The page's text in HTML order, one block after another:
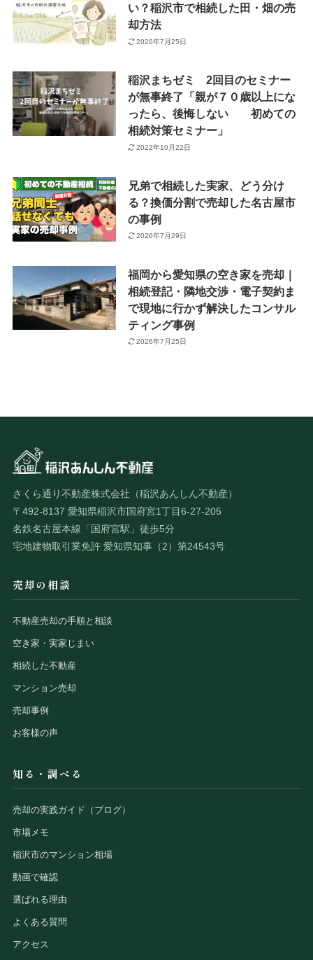
い？稲沢市で相続した田・畑の売
却方法
2026年7月25日
稲沢まちゼミ 2回目のセミナー
が無事終了「親が７０歳以上にな
ったら、後悔しない 初めての
相続対策セミナー」
2022年10月22日
兄弟で相続した実家、どう分け
る？換価分割で売却した名古屋市
の事例
2026年7月29日
福岡から愛知県の空き家を売却｜
相続登記・隣地交渉・電子契約ま
で現地に行かず解決したコンサル
ティング事例
2026年7月25日
さくら通り不動産株式会社（稲沢あんしん不動産）
〒492-8137 愛知県稲沢市国府宮1丁目6-27-205
名鉄名古屋本線「国府宮駅」徒歩5分
宅地建物取引業免許 愛知県知事（2）第24543号
売却の相談
不動産売却の手順と相談
空き家・実家じまい
相続した不動産
マンション売却
売却事例
お客様の声
知る・調べる
売却の実践ガイド（ブログ）
市場メモ
稲沢市のマンション相場
動画で確認
選ばれる理由
よくある質問
アクセス